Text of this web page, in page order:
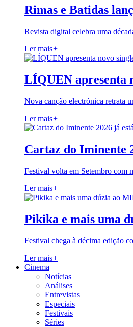
Rimas e Batidas
Revista digital celebra uma
Ler mais+
LÍQUEN apresenta
Nova canção electrónica retrata
Ler mais+
Cartaz do Iminente
Festival volta em Setembro com
Ler mais+
Pikika e mais uma
Festival chega à décima edição
Ler mais+
Cinema
Notícias
Análises
Entrevistas
Especiais
Festivais
Séries